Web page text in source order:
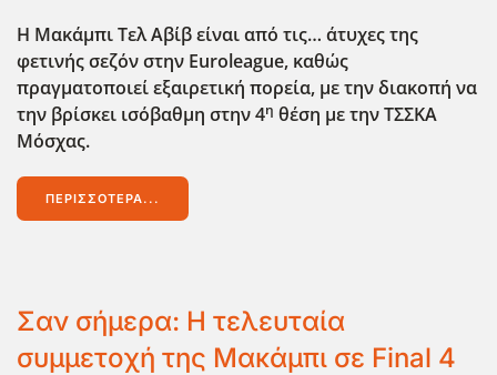
Η Μακάμπι Τελ Αβίβ είναι από τις… άτυχες της
φετινής σεζόν στην Euroleague, καθώς
πραγματοποιεί εξαιρετική πορεία, με την διακοπή να
την βρίσκει ισόβαθμη στην 4η θέση με την ΤΣΣΚΑ
Μόσχας.
ΠΕΡΙΣΣΌΤΕΡΑ...
Σαν σήμερα: Η τελευταία
συμμετοχή της Μακάμπι σε Final 4